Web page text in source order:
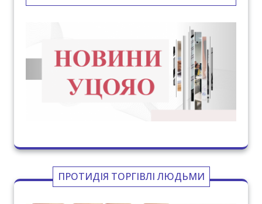
ПРОТИДІЯ ТОРГІВЛІ ЛЮДЬМИ